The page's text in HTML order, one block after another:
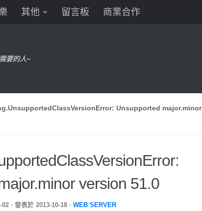
其他 留言板 商業合作
要的人~
Unsupported major.minor
version 51.0
02 · 發表於 2013-10-18 · WEB SERVER